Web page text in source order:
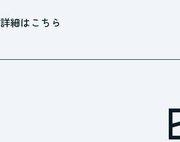
詳細はこちら